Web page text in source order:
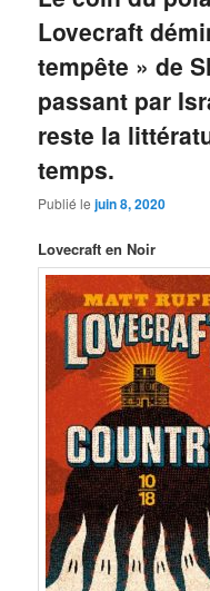
Lovecraft
tempête » de
passant par
reste la
temps.
Publié lejuin 8, 2020
Lovecraft en Noir